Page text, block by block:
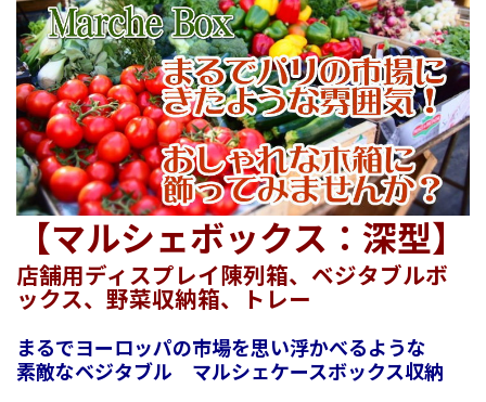
【マルシェボックス：深型】
店舗用ディスプレイ陳列箱、ベジタブルボ
ックス、野菜収納箱、トレー
まるでヨーロッパの市場を思い浮かべるような
素敵なベジタブル マルシェケースボックス収納